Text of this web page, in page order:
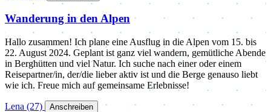
Wanderung in den Alpen
Hallo zusammen! Ich plane eine Ausflug in die Alpen vom 15. bis
22. August 2024. Geplant ist ganz viel wandern, gemütliche Abende
in Berghütten und viel Natur. Ich suche nach einer oder einem
Reisepartner/in, der/die lieber aktiv ist und die Berge genauso liebt
wie ich. Freue mich auf gemeinsame Erlebnisse!
Lena (27) Anschreiben